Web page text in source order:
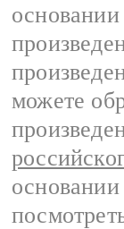
основании
можете
основании